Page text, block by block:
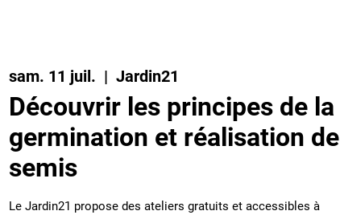
sam. 11 juil.
  |
Jardin21
Découvrir les principes de la
germination et réalisation de
semis
Le Jardin21 propose des ateliers gratuits et accessibles à